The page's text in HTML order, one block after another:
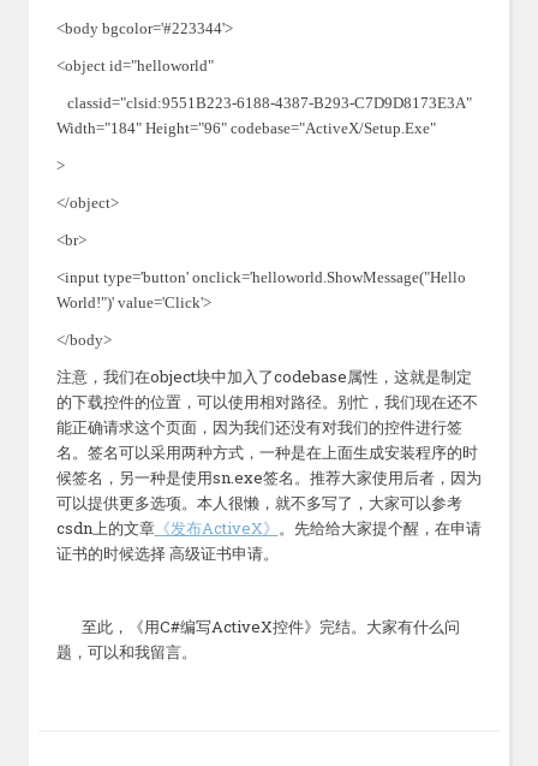
<body bgcolor='#223344'>
<object id="helloworld"
classid="clsid:9551B223-6188-4387-B293-C7D9D8173E3A"
Width="184" Height="96" codebase="ActiveX/Setup.Exe"
>
</object>
<br>
<input type='button' onclick='helloworld.ShowMessage("Hello
World!")' value='Click'>
</body>
注意，我们在object块中加入了codebase 属性，这就是制定
的下载控件的位置，可以使用相对路径。别忙，我们现在还不
能正确请求这个页面，因为我们还没有对我们的控件进行签
名。签名可以采用两种方式，一种是在上面生成安装程序的时
候签名，另一种是使用sn.exe签名。推荐大家使用后者，因为
可以提供更多选项。本人很懒，就不多写了，大家可以参考
csdn上的文章《发布ActiveX》 。先给给大家提个醒，在申请
证书的时候选择 高级证书申请。
至此，《用C#编写ActiveX控件》完结。大家有什么问
题，可以和我留言。